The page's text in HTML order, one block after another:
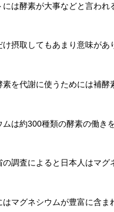
には酵素が大事などと言われ
け摂取してもあまり意味があ
素を代謝に使うためには補酵
ムは約300種類の酵素の働き
の調査によると日本人はマグ
はマグネシウムが豊富に含ま